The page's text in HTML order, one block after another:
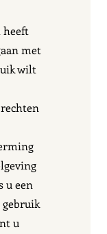
heeft
met
wilt
u een
u